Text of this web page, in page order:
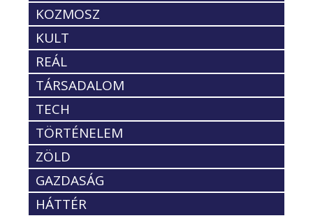
KOZMOSZ
KULT
REÁL
TÁRSADALOM
TECH
TÖRTÉNELEM
ZÖLD
GAZDASÁG
HÁTTÉR